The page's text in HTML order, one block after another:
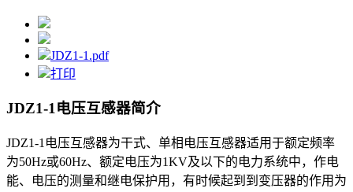
JDZ1-1.pdf
打印
JDZ1-1电压互感器简介
JDZ1-1电压互感器为干式、单相电压互感器适用于额定频率
为50Hz或60Hz、额定电压为1KV及以下的电力系统中，作电
能、电压的测量和继电保护用，有时候起到到变压器的作用为